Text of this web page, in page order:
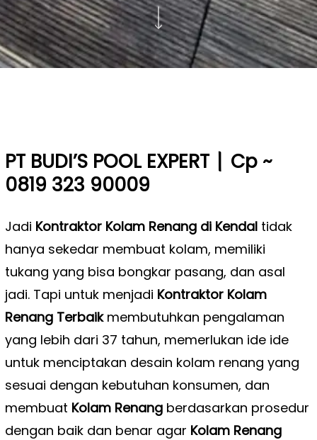
PT BUDI’S POOL EXPERT| Cp ~
0819 323 90009
Jadi Kontraktor Kolam Renang di Kendaltidak
hanya sekedar membuat kolam, memiliki
tukang yang bisa bongkar pasang, dan asal
jadi. Tapi untuk menjadi Kontraktor Kolam
Renang Terbaikmembutuhkan pengalaman
yang lebih dari 37 tahun, memerlukan ide ide
untuk menciptakan desain kolam renang yang
sesuai dengan kebutuhan konsumen, dan
membuat Kolam Renangberdasarkan prosedur
dengan baik dan benar agar Kolam Renang